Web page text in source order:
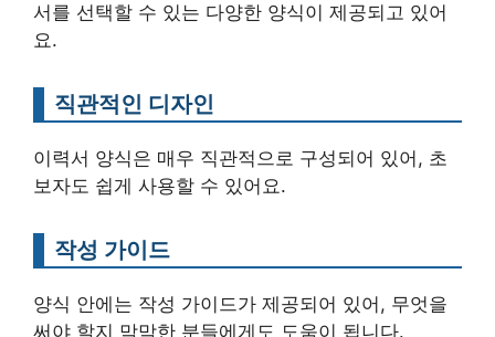
서를 선택할 수 있는 다양한 양식이 제공되고 있어
요.
직관적인 디자인
이력서 양식은 매우 직관적으로 구성되어 있어, 초
보자도 쉽게 사용할 수 있어요.
작성 가이드
양식 안에는 작성 가이드가 제공되어 있어, 무엇을
써야 할지 막막한 분들에게도 도움이 됩니다.